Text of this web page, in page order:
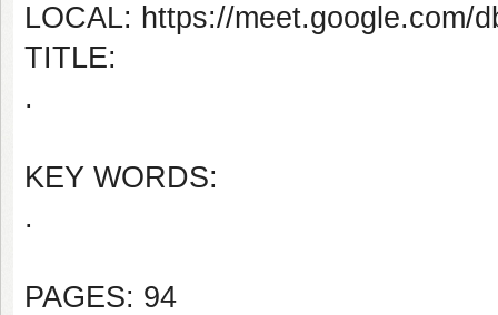
LOCAL: https://meet.google.com/
TITLE:
.
KEY WORDS:
.
PAGES: 94